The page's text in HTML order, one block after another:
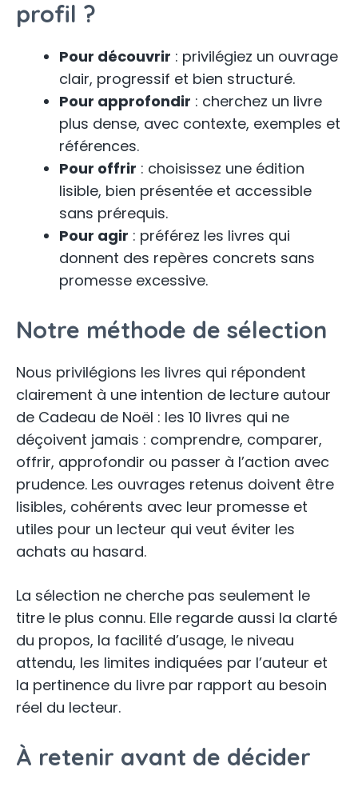
profil ?
Pour découvrir : privilégiez un ouvrage
clair, progressif et bien structuré.
Pour approfondir : cherchez un livre
plus dense, avec contexte, exemples et
références.
Pour offrir : choisissez une édition
lisible, bien présentée et accessible
sans prérequis.
Pour agir : préférez les livres qui
donnent des repères concrets sans
promesse excessive.
Notre méthode de sélection
Nous privilégions les livres qui répondent
clairement à une intention de lecture autour
de Cadeau de Noël : les 10 livres qui ne
déçoivent jamais : comprendre, comparer,
offrir, approfondir ou passer à l’action avec
prudence. Les ouvrages retenus doivent être
lisibles, cohérents avec leur promesse et
utiles pour un lecteur qui veut éviter les
achats au hasard.
La sélection ne cherche pas seulement le
titre le plus connu. Elle regarde aussi la clarté
du propos, la facilité d’usage, le niveau
attendu, les limites indiquées par l’auteur et
la pertinence du livre par rapport au besoin
réel du lecteur.
À retenir avant de décider